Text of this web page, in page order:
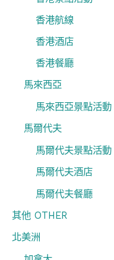
香港航線
香港酒店
香港餐廳
馬來西亞
馬來西亞景點活動
馬爾代夫
馬爾代夫景點活動
馬爾代夫酒店
馬爾代夫餐廳
其他 OTHER
北美洲